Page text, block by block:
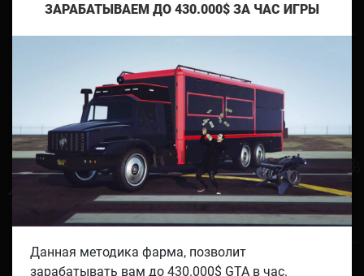
ЗАРАБАТЫВАЕМ ДО 430.000$ ЗА ЧАС ИГРЫ
Данная методика фарма, позволит
зарабатывать вам до 430.000$ GTA в час.